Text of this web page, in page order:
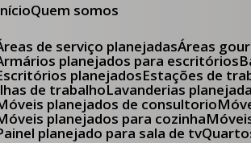
Início Quem somos
Áreas de serviço planejadas Áreas
Armários planejados para escritórios
Escritórios planejados Estações de
Ilhas de trabalho Lavanderias
Móveis planejados de consultorio
Móveis planejados para cozinha
Painel planejado para sala de tv